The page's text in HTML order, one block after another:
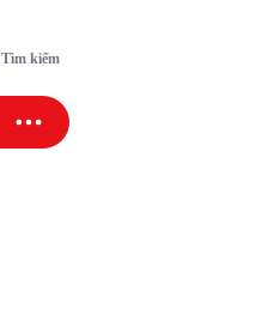
Tìm kiếm
SAO SPORT